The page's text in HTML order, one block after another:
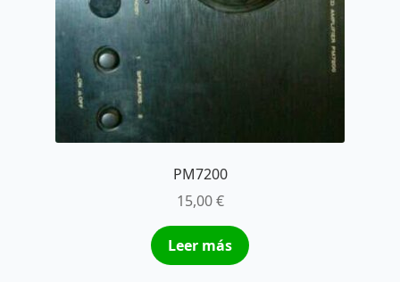
PM7200
15,00€
Leer más